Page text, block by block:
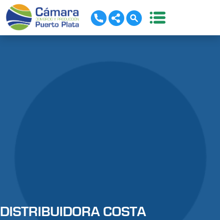
DISTRIBUIDORA COSTA